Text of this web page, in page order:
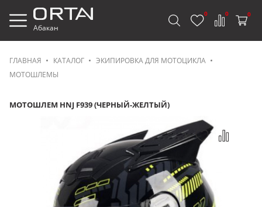
Абакан
0 0 0
ГЛАВНАЯ КАТАЛОГ
ЭКИПИРОВКА ДЛЯ МОТОЦИКЛА
МОТОШЛЕМЫ
МОТОШЛЕМ HNJ F939 (ЧЕРНЫЙ-ЖЕЛТЫЙ)